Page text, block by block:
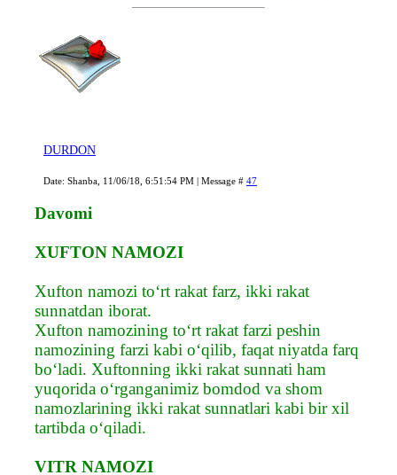
DURDON
Date: Shanba, 11/06/18, 6:51:54 PM | Message # 47
Davomi
XUFTON NAMOZI
Xufton namozi to‘rt rakat farz, ikki rakat
sunnatdan iborat.
Xufton namozining to‘rt rakat farzi peshin
namozining farzi kabi o‘qilib, faqat niyatda farq
bo‘ladi. Xuftonning ikki rakat sunnati ham
yuqorida o‘rganganimiz bomdod va shom
namozlarining ikki rakat sunnatlari kabi bir xil
tartibda o‘qiladi.
VITR NAMOZI